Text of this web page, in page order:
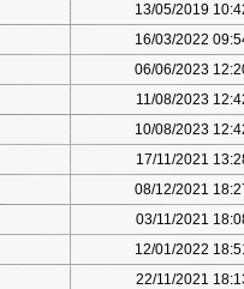
13/05/2019
16/03/2022
06/06/2023
11/08/2023
10/08/2023
17/11/2021
08/12/2021
03/11/2021
12/01/2022
22/11/2021